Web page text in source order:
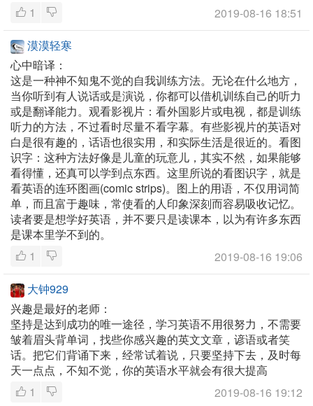
1
2019-08-16 18:51
漠漠轻寒
心中暗译：
这是一种神不知鬼不觉的自我训练方法。无论在什么地方，
当你听到有人说话或是演说，你都可以借机训练自己的听力
或是翻译能力。观看影视片：看外国影片或电视，都是训练
听力的方法，不过看时尽量不看字幕。有些影视片的英语对
白是很有趣的，话语也很实用，和实际生活是很近的。看图
识字：这种方法好像是儿童的玩意儿，其实不然，如果能够
看得懂，还真可以学到点东西。这里所说的看图识字，就是
看英语的连环图画(comic strips)。图上的用语，不仅用词简
单，而且富于趣味，常使看的人印象深刻而容易吸收记忆。
读者要是想学好英语，并不要只是读课本，以为有许多东西
是课本里学不到的。
1
2019-08-16 19:06
大钟929
兴趣是最好的老师：
坚持是达到成功的唯一途径，学习英语不用很努力，不需要
皱着眉头背单词，找些你感兴趣的英文文章，谚语或者笑
话。把它们背诵下来，经常试着说，只要坚持下去，及时每
天一点点，不知不觉，你的英语水平就会有很大提高
1
2019-08-16 19:12